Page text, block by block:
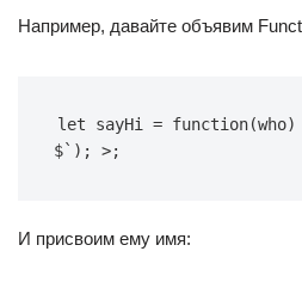
Например, давайте объявим
let sayHi =
$`); >;
И присвоим ему имя: